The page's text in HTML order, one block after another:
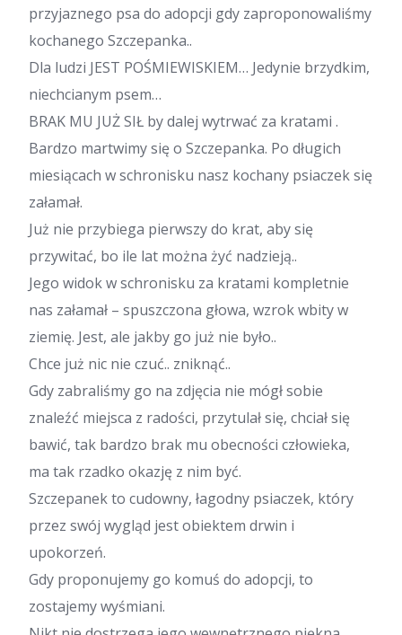
przyjaznego psa do adopcji gdy zaproponowaliśmy
kochanego Szczepanka..
Dla ludzi JEST POŚMIEWISKIEM… Jedynie brzydkim,
niechcianym psem…
BRAK MU JUŻ SIŁ by dalej wytrwać za kratami .
Bardzo martwimy się o Szczepanka. Po długich
miesiącach w schronisku nasz kochany psiaczek się
załamał.
Już nie przybiega pierwszy do krat, aby się
przywitać, bo ile lat można żyć nadzieją..
Jego widok w schronisku za kratami kompletnie
nas załamał – spuszczona głowa, wzrok wbity w
ziemię. Jest, ale jakby go już nie było..
Chce już nic nie czuć.. zniknąć..
Gdy zabraliśmy go na zdjęcia nie mógł sobie
znaleźć miejsca z radości, przytulał się, chciał się
bawić, tak bardzo brak mu obecności człowieka,
ma tak rzadko okazję z nim być.
Szczepanek to cudowny, łagodny psiaczek, który
przez swój wygląd jest obiektem drwin i
upokorzeń.
Gdy proponujemy go komuś do adopcji, to
zostajemy wyśmiani.